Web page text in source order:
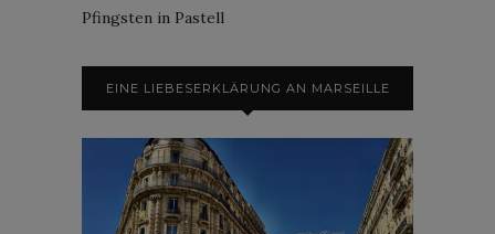
Pfingsten in Pastell
EINE LIEBESERKLÄRUNG AN MARSEILLE